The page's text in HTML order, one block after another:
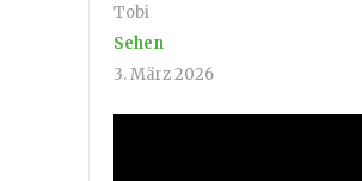
Tobi
Sehen
3. März 2026